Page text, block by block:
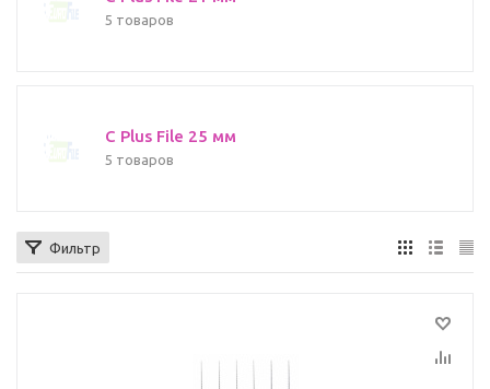
5 товаров
C Plus File 25 мм
5 товаров
Фильтр